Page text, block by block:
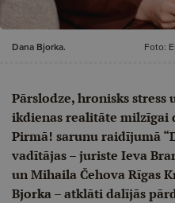
Dana Bjorka. Foto:
Pārslodze, hronisks
ikdienas realitāte milzīgai
Pirmā! sarunu raidījumā
vadītājas – juriste Ieva
un Mihaila Čehova Rīgas
Bjorka – atklāti dalījās